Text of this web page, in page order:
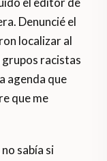
Denuncié el
localizar al
racistas
agenda que
que me
sabía si